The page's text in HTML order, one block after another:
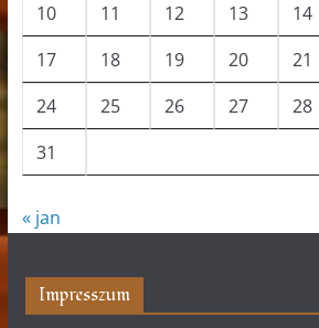
10
11 12 13 14
17
18 19 20 21
24
25 26 27 28
31
« jan
Impresszum